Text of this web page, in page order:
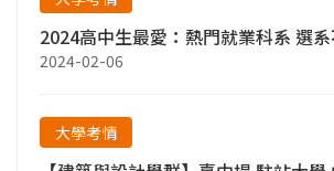
2024高中生最愛：熱門就業科系 選
2024-02-06
大學考情